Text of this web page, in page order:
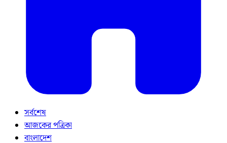
সর্বশেষ
আজকের পত্রিকা
বাংলাদেশ